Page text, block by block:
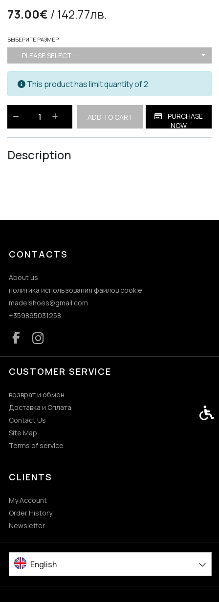
73.00€ / 142.77лв.
ВЫБЕРИТЕ РАЗМЕР
--- PLEASE SELECT ---
This product has limit quantity of 2
ADD TO CART
PURCHASE
NOW
Description
CONTACTS
About us
политика использования файлов cookie
madelshoes@gmail.com
+359895031258
CUSTOMER SERVICE
возврат и обмен
Доставка и Оплата
Contact Us
Site Map
Terms of service
CLIENTS
My Account
Order History
Newsletter
English